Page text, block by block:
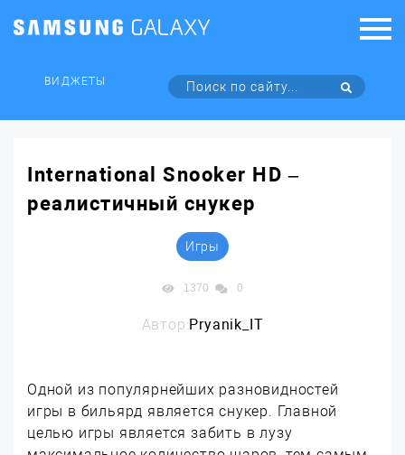
ВИДЖЕТЫ
International Snooker HD –
реалистичный снукер
Игры
1370 0
Автор:Pryanik_IT
Одной из популярнейших разновидностей
игры в бильярд является снукер. Главной
целью игры является забить в лузу